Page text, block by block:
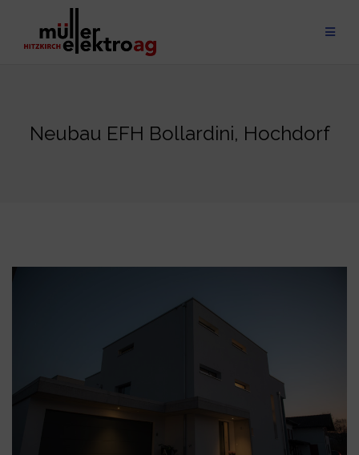
content
Neubau EFH Bollardini, Hochdorf